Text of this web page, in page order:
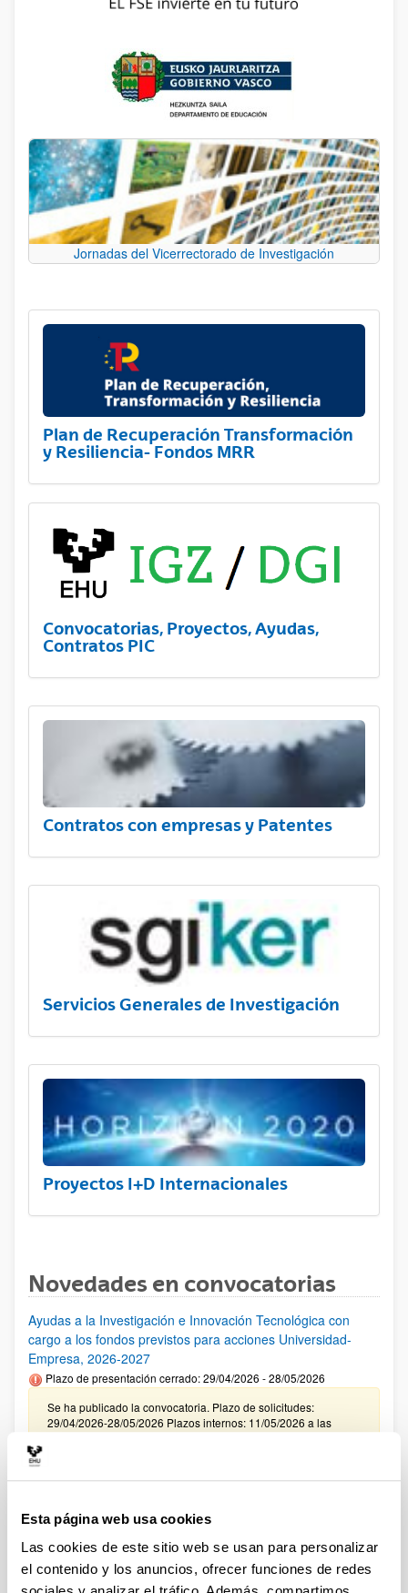
Esta página web usa cookies
Las cookies de este sitio web se usan para personalizar
el contenido y los anuncios, ofrecer funciones de redes
Jornadas del Vicerrectorado de Investigación
Plan de Recuperación Transformación
y Resiliencia- Fondos MRR
Convocatorias, Proyectos, Ayudas,
Contratos PIC
Contratos con empresas y Patentes
Servicios Generales de Investigación
Proyectos I+D Internacionales
Novedades en convocatorias
Ayudas a la Investigación e Innovación Tecnológica con
cargo a los fondos previstos para acciones Universidad-
Empresa, 2026-2027
Plazo de presentación cerrado: 29/04/2026 - 28/05/2026
Se ha publicado la convocatoria. Plazo de solicitudes:
29/04/2026-28/05/2026 Plazos internos: 11/05/2026 a las
CONVOCATORIA INCENTIVACIÓN PARA LA
"PROGRAMA ATRAE 2026"
Plazo de presentación cerrado: 23/04/2026 - 04/06/2026
Envío de la Expresión de Interés. Plazo interno 25 de mayo de
2026. Envío resto de documentación necesaria. Plazo interno